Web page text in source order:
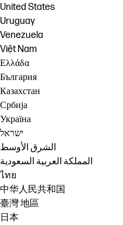
United States
Uruguay
Venezuela
Việt Nam
Ελλάδα
България
Казахстан
Србија
Україна
ישראל
الشرق الأوسط
المملكة العربية السعودية
ไทย
中华人民共和国
臺灣 地區
日本